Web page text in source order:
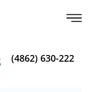
(4862) 630-222